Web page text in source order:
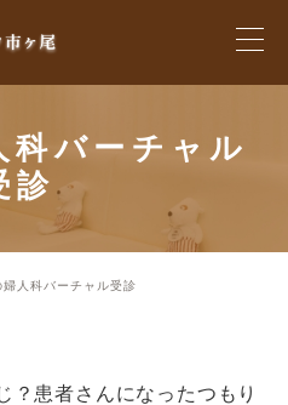
科バーチャル
診
婦人科バーチャル受診
？患者さんになったつもり